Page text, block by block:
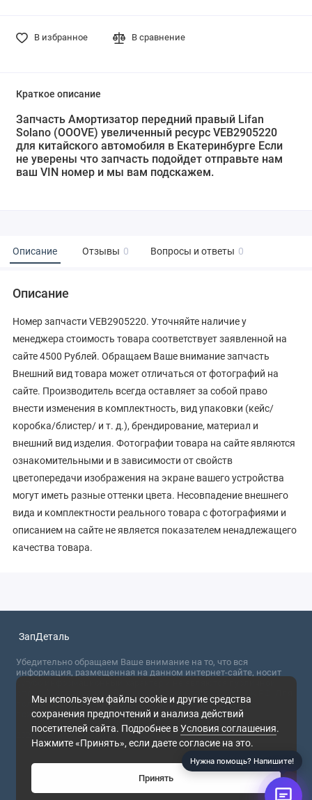
В избранное В сравнение
Краткое описание
Запчасть Амортизатор передний правый Lifan
Solano (OOOVE) увеличенный ресурс VEB2905220
для китайского автомобиля в Екатеринбурге Если
не уверены что запчасть подойдет отправьте нам
ваш VIN номер и мы вам подскажем.
Описание Отзывы 0 Вопросы и ответы 0
Описание
Номер запчасти VEB2905220. Уточняйте наличие у
менеджера стоимость товара соответствует заявленной на
сайте 4500 Рублей. Обращаем Ваше внимание запчасть
Внешний вид товара может отличаться от фотографий на
сайте. Производитель всегда оставляет за собой право
внести изменения в комплектность, вид упаковки (кейс/
коробка/блистер/ и т. д.), брендирование, материал и
внешний вид изделия. Фотографии товара на сайте являются
ознакомительными и в зависимости от свойств
цветопередачи изображения на экране вашего устройства
могут иметь разные оттенки цвета. Несовпадение внешнего
вида и комплектности реального товара с фотографиями и
описанием на сайте не является показателем ненадлежащего
качества товара.
Мы используем файлы cookie и другие средства
сохранения предпочтений и анализа действий
посетителей сайта. Подробнее вУсловия соглашения.
Нажмите «Принять», если даете согласие на это.
Принять
ЗапДеталь
Убедительно обращаем Ваше внимание на то, что вся
информация, размещенная на данном интернет-сайте, носит
сугубо информационный характер и не являются публичной
офертой, определяемой положениями Статьи 437 (2) ГК РФ. Для
получения точной информации о стоимости товаров,
пожалуйста, обращайтесь в ближайший офис продаж.
2026
Нужна помощь? Напишите!